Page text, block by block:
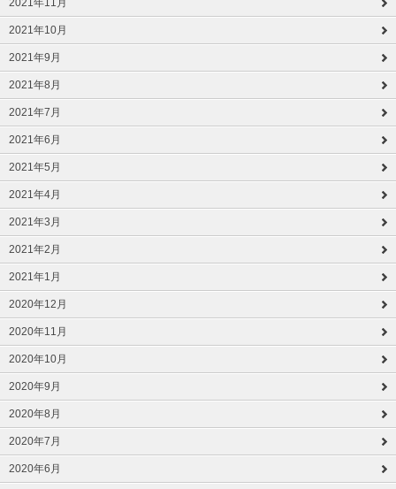
2021年11月
2021年10月
2021年9月
2021年8月
2021年7月
2021年6月
2021年5月
2021年4月
2021年3月
2021年2月
2021年1月
2020年12月
2020年11月
2020年10月
2020年9月
2020年8月
2020年7月
2020年6月